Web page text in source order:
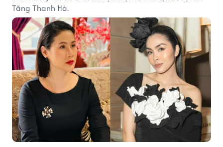
Tăng Thanh Hà.